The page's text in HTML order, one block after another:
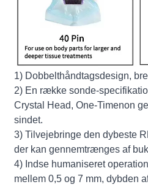
1) Dobbelthåndtagsdesign,
2) En række sonde-
Crystal Head, One-Timenon
sindet.
3) Tilvejebringe den dybeste
der kan gennemtrænges af
4) Indse humaniseret
mellem 0,5 og 7 mm, dybden